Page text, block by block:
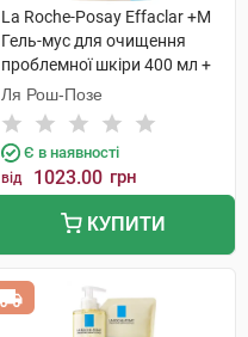
La Roche-Posay Effaclar +М
Гель-мус для очищення
проблемної шкіри 400 мл +
рефіл 400 мл 1 набір
Ля Рош-Позе
Є в наявності
від 1023.00 грн
КУПИТИ